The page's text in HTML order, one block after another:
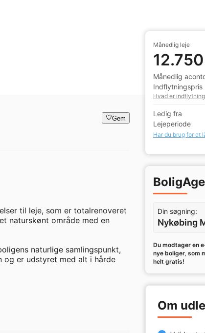
Gem
til leje, som er totalrenoveret
naturskønt område med en
naturlige samlingspunkt,
og er udstyret med alt i hårde
Månedlig leje
12.750
Månedlig
Indflytningspris
Hvad er
Ledig fra
Lejeperiode
Har du brug for et
Din søgning:
Nykøbing
Du modtager en
nye boliger, som
helt gratis!
Om